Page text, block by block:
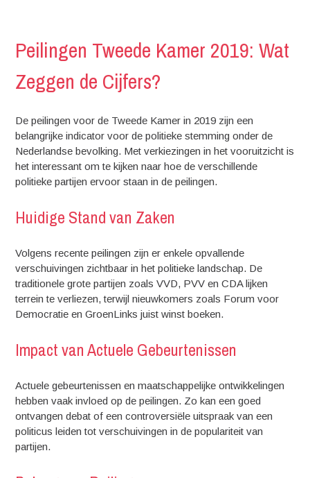
Peilingen Tweede Kamer 2019: Wat
Zeggen de Cijfers?
De peilingen voor de Tweede Kamer in 2019 zijn een
belangrijke indicator voor de politieke stemming onder de
Nederlandse bevolking. Met verkiezingen in het vooruitzicht is
het interessant om te kijken naar hoe de verschillende
politieke partijen ervoor staan in de peilingen.
Huidige Stand van Zaken
Volgens recente peilingen zijn er enkele opvallende
verschuivingen zichtbaar in het politieke landschap. De
traditionele grote partijen zoals VVD, PVV en CDA lijken
terrein te verliezen, terwijl nieuwkomers zoals Forum voor
Democratie en GroenLinks juist winst boeken.
Impact van Actuele Gebeurtenissen
Actuele gebeurtenissen en maatschappelijke ontwikkelingen
hebben vaak invloed op de peilingen. Zo kan een goed
ontvangen debat of een controversiële uitspraak van een
politicus leiden tot verschuivingen in de populariteit van
partijen.